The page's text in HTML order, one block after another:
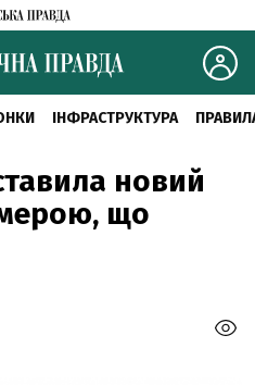
ІНФРАСТРУКТУРА
новий
що